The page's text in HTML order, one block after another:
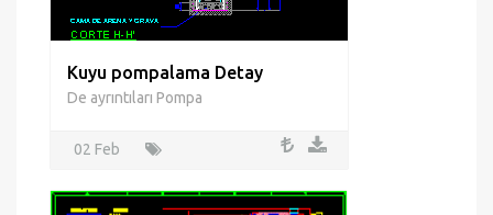
Kuyu pompalama Detay
De ayrıntıları Pompa
02 Feb